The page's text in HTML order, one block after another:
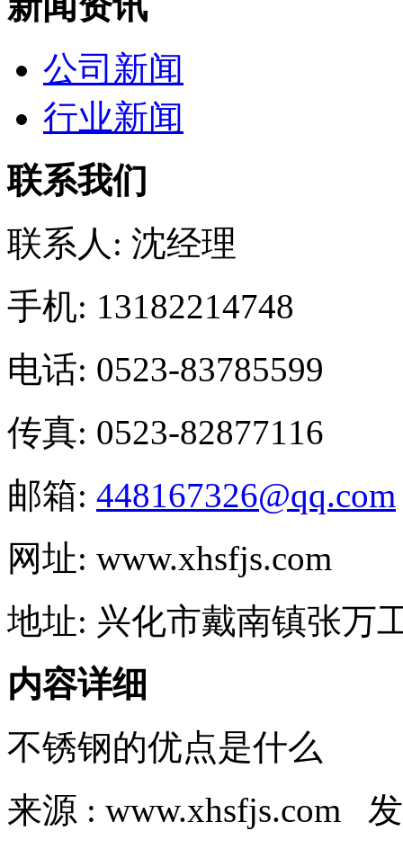
公司新闻
行业新闻
联系我们
联系人: 沈经理
手机: 13182214748
电话: 0523-83785599
传真: 0523-82877116
邮箱: 448167326@qq.com
网址: www.xhsfjs.com
地址: 兴化市戴南镇张万
内容详细
不锈钢的优点是什么
来源 : www.xhsfjs.com